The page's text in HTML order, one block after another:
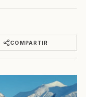
COMPARTIR